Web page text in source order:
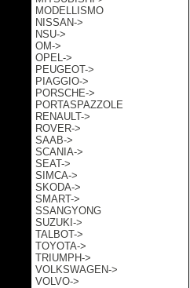
MODELLISMO
NISSAN->
NSU->
OM->
OPEL->
PEUGEOT->
PIAGGIO->
PORSCHE->
PORTASPAZZOLE
RENAULT->
ROVER->
SAAB->
SCANIA->
SEAT->
SIMCA->
SKODA->
SMART->
SSANGYONG
SUZUKI->
TALBOT->
TOYOTA->
TRIUMPH->
VOLKSWAGEN->
VOLVO->